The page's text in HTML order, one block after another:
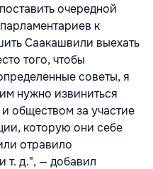
очередной
к
Саакашвили выехать
того, чтобы
советы, я
нужно извиниться
обществом за участие
которую они себе
отравило
т. д.", — добавил